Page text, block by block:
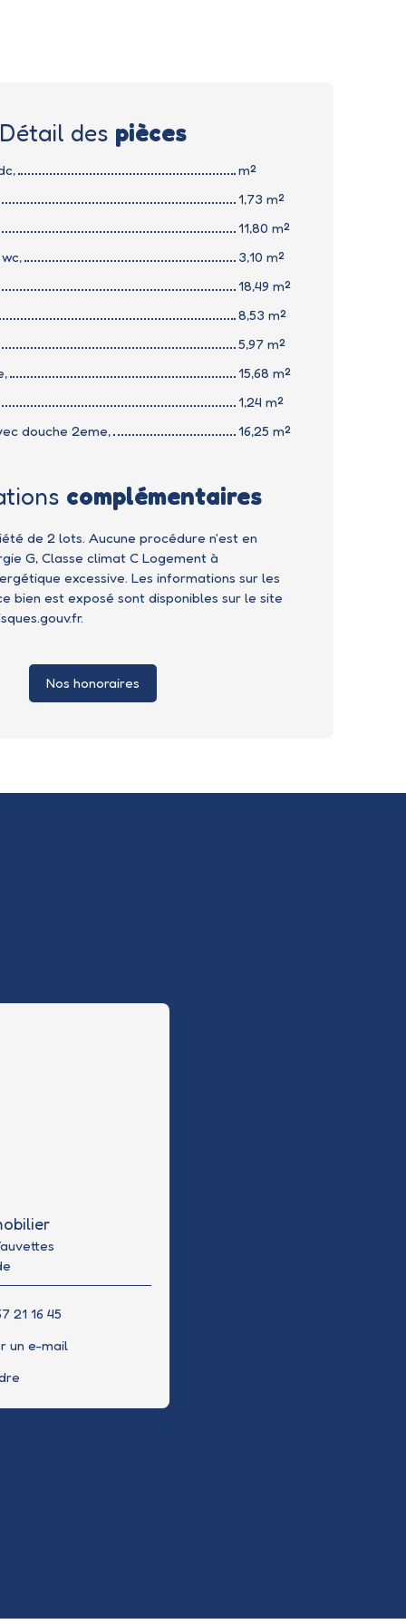
Détail des pièces
m²
1,73 m²
11,80 m²
3,10 m²
18,49 m²
8,53 m²
5,97 m²
15,68 m²
1,24 m²
douche 2eme,
16,25 m²
complémentaires
de 2 lots. Aucune procédure n'est en
G, Classe climat C Logement à
excessive. Les informations sur les
bien est exposé sont disponibles sur le site
Nos honoraires
21 16 45
un e-mail